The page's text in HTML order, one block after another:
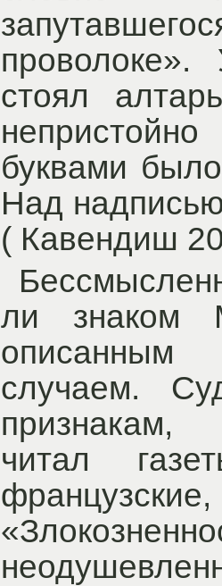
стоял
буквами
Над
( Кавендиш
ли
описанным
случаем.
признакам,
читал